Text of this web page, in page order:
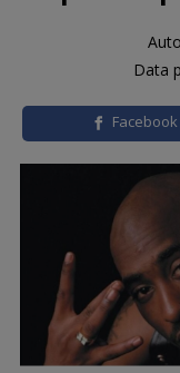
Data
Facebook